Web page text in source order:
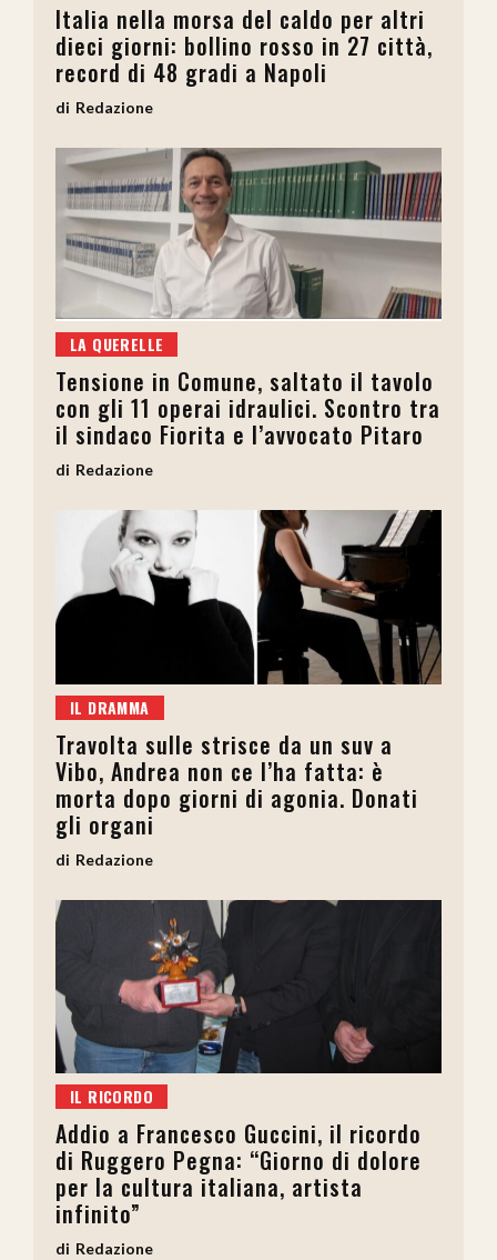
Italia nella morsa del caldo per altri
dieci giorni: bollino rosso in 27 città,
record di 48 gradi a Napoli
Redazione
LA QUERELLE
Tensione in Comune, saltato il tavolo
con gli 11 operai idraulici. Scontro tra
il sindaco Fiorita e l’avvocato Pitaro
Redazione
IL DRAMMA
Travolta sulle strisce da un suv a
Vibo, Andrea non ce l’ha fatta: è
morta dopo giorni di agonia. Donati
gli organi
Redazione
IL RICORDO
Addio a Francesco Guccini, il ricordo
di Ruggero Pegna: “Giorno di dolore
per la cultura italiana, artista
infinito”
Redazione